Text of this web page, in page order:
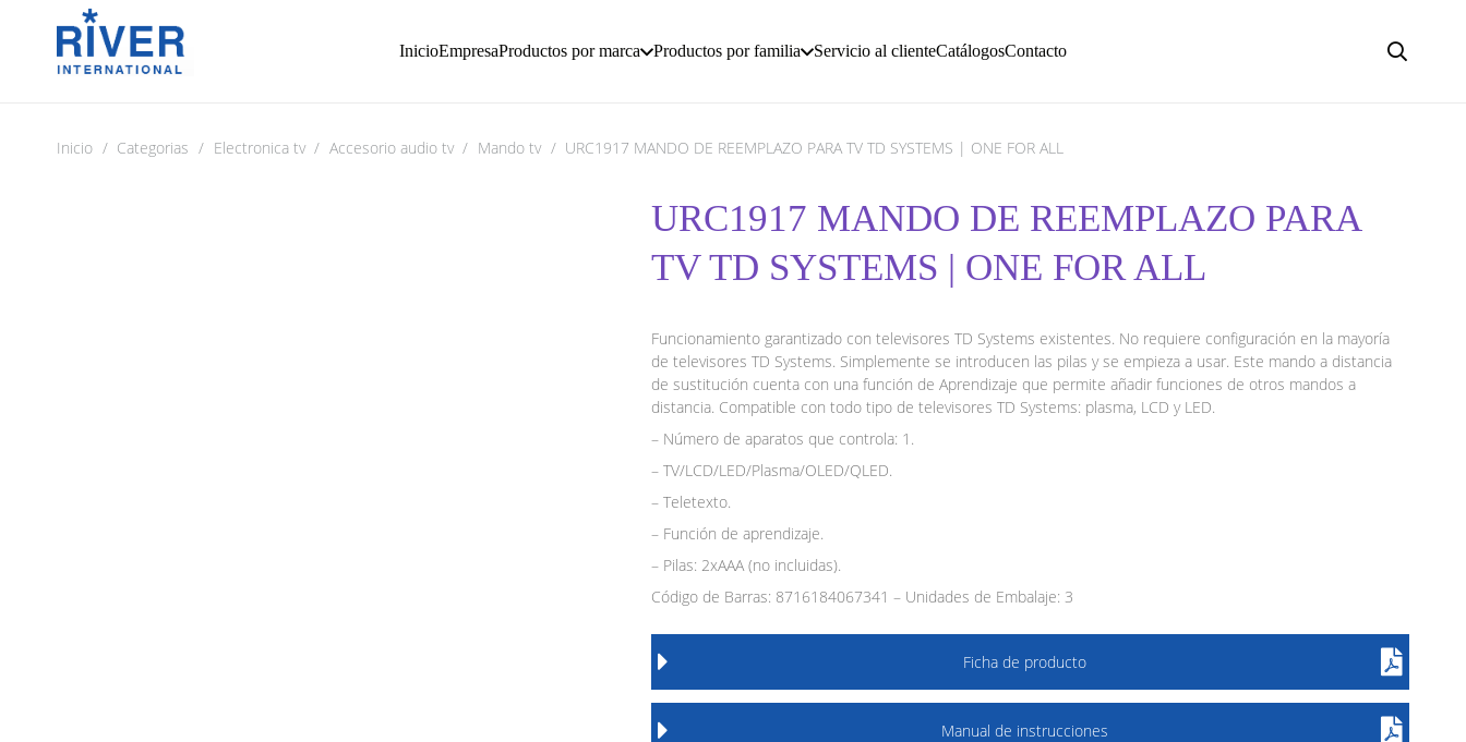
InicioEmpresaProductos por marca Productos por familia Servicio al clienteCatálogosContacto
Inicio / Categorias / Electronica tv / Accesorio audio tv / Mando tv / URC1917 MANDO DE REEMPLAZO PARA TV TD SYSTEMS | ONE FOR ALL
URC1917 MANDO DE REEMPLAZO PARA
TV TD SYSTEMS | ONE FOR ALL
Funcionamiento garantizado con televisores TD Systems existentes. No requiere configuración en la mayoría
de televisores TD Systems. Simplemente se introducen las pilas y se empieza a usar. Este mando a distancia
de sustitución cuenta con una función de Aprendizaje que permite añadir funciones de otros mandos a
distancia. Compatible con todo tipo de televisores TD Systems: plasma, LCD y LED.
– Número de aparatos que controla: 1.
– TV/LCD/LED/Plasma/OLED/QLED.
– Teletexto.
– Función de aprendizaje.
– Pilas: 2xAAA (no incluidas).
Código de Barras: 8716184067341 – Unidades de Embalaje: 3
Ficha de producto
Manual de instrucciones